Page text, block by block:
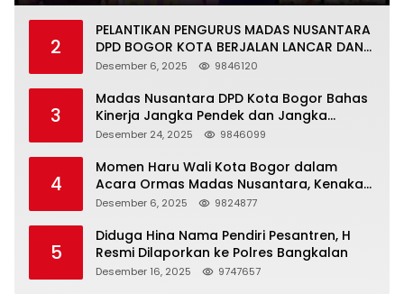
2
PELANTIKAN PENGURUS MADAS NUSANTARA
DPD BOGOR KOTA BERJALAN LANCAR DAN
KHIDMAT
Desember 6, 2025 9846120
3
Madas Nusantara DPD Kota Bogor Bahas
Kinerja Jangka Pendek dan Jangka
Panjang
Desember 24, 2025 9846099
4
Momen Haru Wali Kota Bogor dalam
Acara Ormas Madas Nusantara, Kenakan
Peci Hitam Tinggi sebagai Simbol
Desember 6, 2025 9824877
5
Diduga Hina Nama Pendiri Pesantren, H
Resmi Dilaporkan ke Polres Bangkalan
Desember 16, 2025 9747657